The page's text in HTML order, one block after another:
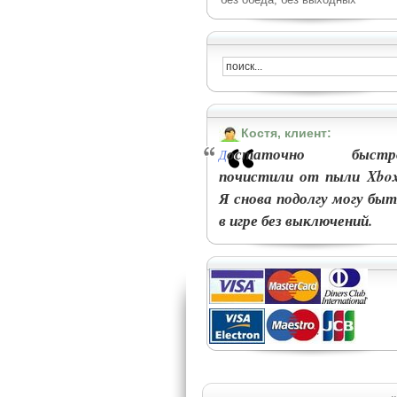
Костя, клиент:
Достаточно
почистили от пыли
Я снова подолгу могу
в игре без выключений.